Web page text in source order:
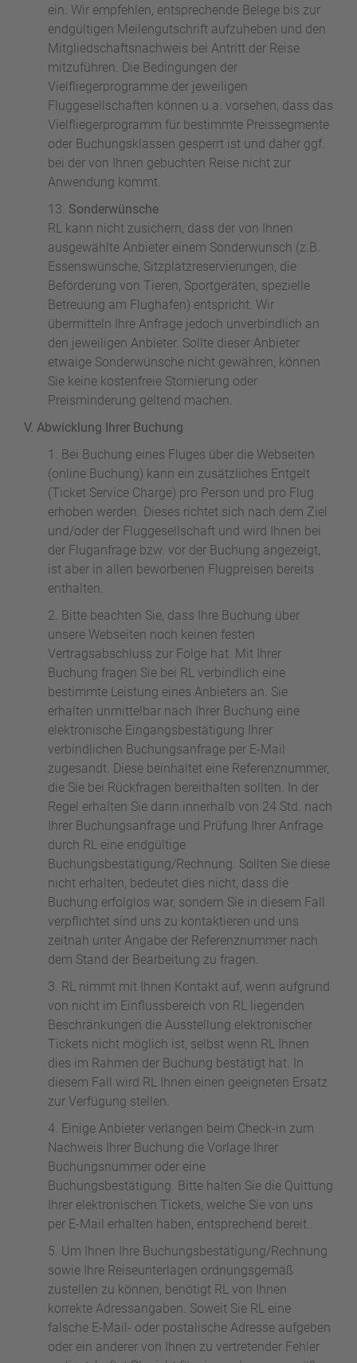
ein. Wir empfehlen, entsprechende Belege bis zur
endgültigen Meilengutschrift aufzuheben und den
Mitgliedschaftsnachweis bei Antritt der Reise
mitzuführen. Die Bedingungen der
Vielfliegerprogramme der jeweiligen
Fluggesellschaften können u.a. vorsehen, dass das
Vielfliegerprogramm für bestimmte Preissegmente
oder Buchungsklassen gesperrt ist und daher ggf.
bei der von Ihnen gebuchten Reise nicht zur
Anwendung kommt.
Sonderwünsche
RL kann nicht zusichern, dass der von Ihnen
ausgewählte Anbieter einem Sonderwunsch (z.B.
Essenswünsche, Sitzplatzreservierungen, die
Beförderung von Tieren, Sportgeräten, spezielle
Betreuung am Flughafen) entspricht. Wir
übermitteln Ihre Anfrage jedoch unverbindlich an
den jeweiligen Anbieter. Sollte dieser Anbieter
etwaige Sonderwünsche nicht gewähren, können
Sie keine kostenfreie Stornierung oder
Preisminderung geltend machen.
V. Abwicklung Ihrer Buchung
Bei Buchung eines Fluges über die Webseiten
(online Buchung) kann ein zusätzliches Entgelt
(Ticket Service Charge) pro Person und pro Flug
erhoben werden. Dieses richtet sich nach dem Ziel
und/oder der Fluggesellschaft und wird Ihnen bei
der Fluganfrage bzw. vor der Buchung angezeigt,
ist aber in allen beworbenen Flugpreisen bereits
enthalten.
Bitte beachten Sie, dass Ihre Buchung über
unsere Webseiten noch keinen festen
Vertragsabschluss zur Folge hat. Mit Ihrer
Buchung fragen Sie bei RL verbindlich eine
bestimmte Leistung eines Anbieters an. Sie
erhalten unmittelbar nach Ihrer Buchung eine
elektronische Eingangsbestätigung Ihrer
verbindlichen Buchungsanfrage per E-Mail
zugesandt. Diese beinhaltet eine Referenznummer,
die Sie bei Rückfragen bereithalten sollten. In der
Regel erhalten Sie dann innerhalb von 24 Std. nach
Ihrer Buchungsanfrage und Prüfung Ihrer Anfrage
durch RL eine endgültige
Buchungsbestätigung/Rechnung. Sollten Sie diese
nicht erhalten, bedeutet dies nicht, dass die
Buchung erfolglos war, sondern Sie in diesem Fall
verpflichtet sind uns zu kontaktieren und uns
zeitnah unter Angabe der Referenznummer nach
dem Stand der Bearbeitung zu fragen.
RL nimmt mit Ihnen Kontakt auf, wenn aufgrund
von nicht im Einflussbereich von RL liegenden
Beschränkungen die Ausstellung elektronischer
Tickets nicht möglich ist, selbst wenn RL Ihnen
dies im Rahmen der Buchung bestätigt hat. In
diesem Fall wird RL Ihnen einen geeigneten Ersatz
zur Verfügung stellen.
Einige Anbieter verlangen beim Check-in zum
Nachweis Ihrer Buchung die Vorlage Ihrer
Buchungsnummer oder eine
Buchungsbestätigung. Bitte halten Sie die Quittung
Ihrer elektronischen Tickets, welche Sie von uns
per E-Mail erhalten haben, entsprechend bereit..
Um Ihnen Ihre Buchungsbestätigung/Rechnung
sowie Ihre Reiseunterlagen ordnungsgemäß
zustellen zu können, benötigt RL von Ihnen
korrekte Adressangaben. Soweit Sie RL eine
falsche E-Mail- oder postalische Adresse aufgeben
oder ein anderer von Ihnen zu vertretender Fehler